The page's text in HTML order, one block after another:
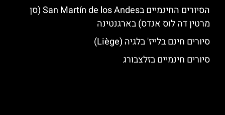
הסיורים החינמיים בSan Martín de los Andes (סן
מרטין דה לוס אנדס) בארגנטינה
סיורים חינם בלייז' בלגיה (Liège)
סיורים חינמיים בזלצבורג